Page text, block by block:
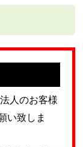
人のお客様
い致しま